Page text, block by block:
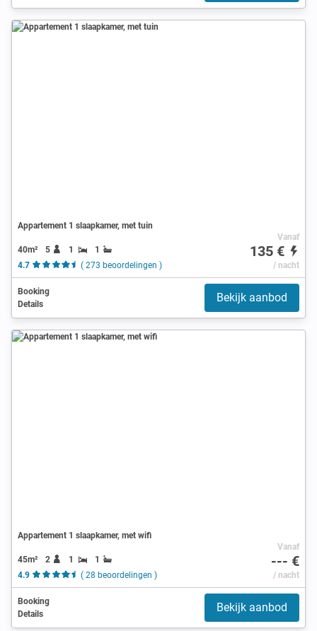
Appartement 1 slaapkamer, met tuin
40m² 5 1
1
4.7
( 273 beoordelingen )
Vanaf
135 €
/ nacht
Booking
Details
Bekijk aanbod
Appartement 1 slaapkamer, met wifi
45m² 2 1
1
4.9
( 28 beoordelingen )
Vanaf
--- €
/ nacht
Booking
Details
Bekijk aanbod